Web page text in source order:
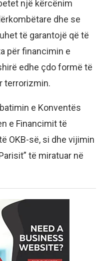
një kërcënim
dhe se
të garantojë që të
për financimin e
edhe çdo formë të
terrorizmin.
e Konventës
e Financimit të
OKB-së, si dhe vijimin
të miratuar në